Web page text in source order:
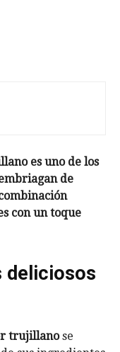
es uno de los
de
con un toque
deliciosos
trujillanose